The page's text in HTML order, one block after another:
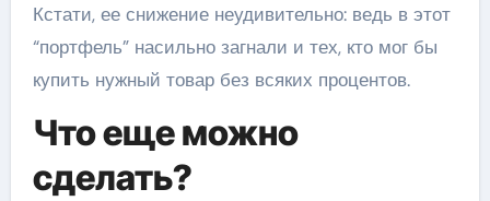
Кстати, ее снижение неудивительно: ведь в этот
“портфель” насильно загнали и тех, кто мог бы
купить нужный товар без всяких процентов.
Что еще можно
сделать?